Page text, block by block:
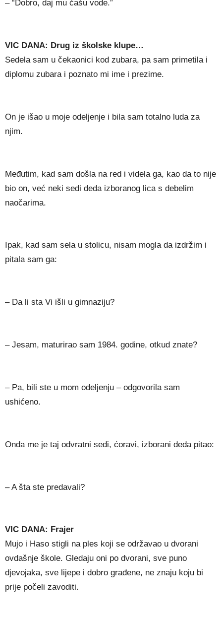
– “Dobro, daj mu čašu vode.”
VIC DANA: Drug iz školske klupe…
Sedela sam u čekaonici kod zubara, pa sam primetila i
diplomu zubara i poznato mi ime i prezime.
On je išao u moje odeljenje i bila sam totalno luda za
njim.
Međutim, kad sam došla na red i videla ga, kao da to nije
bio on, već neki sedi deda izboranog lica s debelim
naočarima.
Ipak, kad sam sela u stolicu, nisam mogla da izdržim i
pitala sam ga:
– Da li sta Vi išli u gimnaziju?
– Jesam, maturirao sam 1984. godine, otkud znate?
– Pa, bili ste u mom odeljenju – odgovorila sam
ushićeno.
Onda me je taj odvratni sedi, ćoravi, izborani deda pitao:
– A šta ste predavali?
VIC DANA: Frajer
Mujo i Haso stigli na ples koji se održavao u dvorani
ovdašnje škole. Gledaju oni po dvorani, sve puno
djevojaka, sve lijepe i dobro građene, ne znaju koju bi
prije počeli zavoditi.